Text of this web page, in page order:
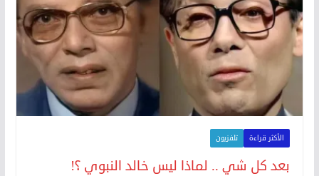
الأكثر قراءة تلفزيون
بعد كل شي .. لماذا ليس خالد النبوي ؟!